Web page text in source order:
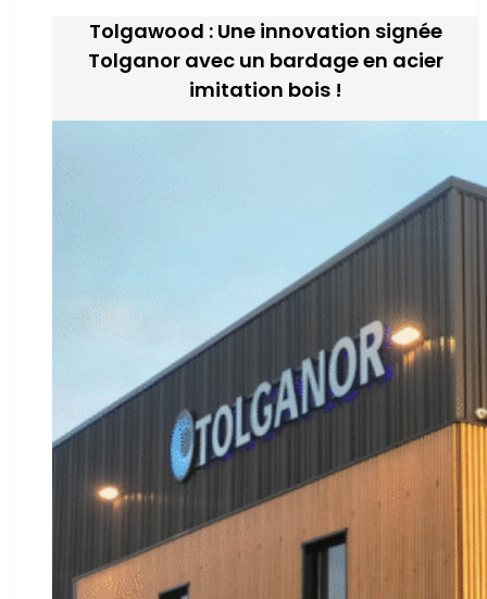
Tolgawood : Une innovation signée
Tolganor avec un bardage en acier
imitation bois !